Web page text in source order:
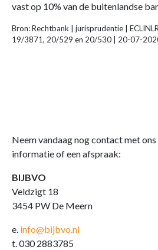
vast op 10% van de buitenlandse
Bron: Rechtbank | jurisprudentie |
19/3871, 20/529 en 20/530 | 20-07-
Neem vandaag nog contact met
informatie of een afspraak:
BIJBVO
Veldzigt 18
3454 PW De Meern
e. info@bijbvo.nl
t. 030 2883785